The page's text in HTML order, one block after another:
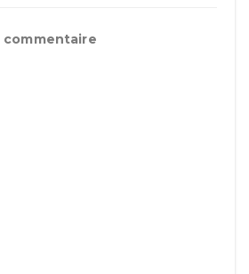
commentaire